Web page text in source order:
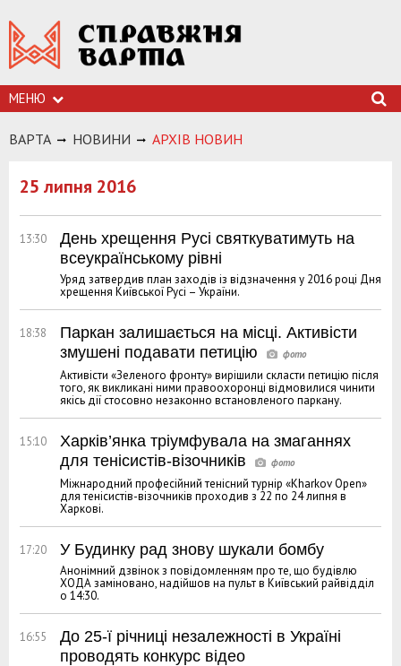
МЕНЮ
ВАРТА НОВИНИ АРХIВ НОВИН
25 липня 2016
13:30
День хрещення Русі святкуватимуть на
всеукраїнському рівні
Уряд затвердив план заходів із відзначення у 2016 році Дня
хрещення Київської Русі – України.
18:38
Паркан залишається на місці. Активісти
змушені подавати петицію
Активісти «Зеленого фронту» вирішили скласти петицію після
того, як викликані ними правоохоронці відмовилися чинити
якісь дії стосовно незаконно встановленого паркану.
15:10
Харків’янка тріумфувала на змаганнях
для тенісистів-візочників
Міжнародний професійний тенісний турнір «Kharkov Open»
для тенісистів-візочників проходив з 22 по 24 липня в
Харкові.
17:20 У Будинку рад знову шукали бомбу
Анонімний дзвінок з повідомленням про те, що будівлю
ХОДА заміновано, надійшов на пульт в Київський райвідділ
о 14:30.
16:55
До 25-ї річниці незалежності в Україні
проводять конкурс відео